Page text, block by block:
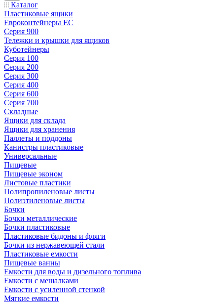
Каталог
Пластиковые ящики
Евроконтейнеры ЕС
Серия 900
Тележки и крышки для ящиков
Куботейнеры
Серия 100
Серия 200
Серия 300
Серия 400
Серия 600
Серия 700
Складные
Ящики для склада
Ящики для хранения
Паллеты и поддоны
Канистры пластиковые
Универсальные
Пищевые
Пищевые эконом
Листовые пластики
Полипропиленовые листы
Полиэтиленовые листы
Бочки
Бочки металлические
Бочки пластиковые
Пластиковые бидоны и фляги
Бочки из нержавеющей стали
Пластиковые емкости
Пищевые ванны
Емкости для воды и дизельного топлива
Емкости с мешалками
Емкости с усиленной стенкой
Мягкие емкости